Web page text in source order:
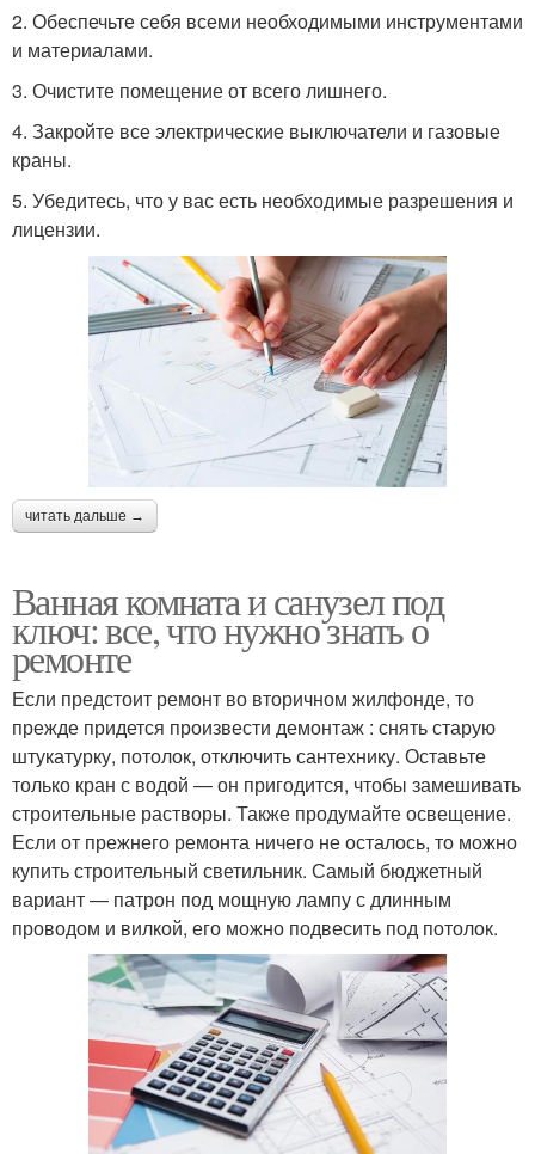
2. Обеспечьте себя всеми необходимыми инструментами
и материалами.
3. Очистите помещение от всего лишнего.
4. Закройте все электрические выключатели и газовые
краны.
5. Убедитесь, что у вас есть необходимые разрешения и
лицензии.
читать дальше →
Ванная комната и санузел под
ключ: все, что нужно знать о
ремонте
Если предстоит ремонт во вторичном жилфонде, то
прежде придется произвести демонтаж : снять старую
штукатурку, потолок, отключить сантехнику. Оставьте
только кран с водой — он пригодится, чтобы замешивать
строительные растворы. Также продумайте освещение.
Если от прежнего ремонта ничего не осталось, то можно
купить строительный светильник. Самый бюджетный
вариант — патрон под мощную лампу с длинным
проводом и вилкой, его можно подвесить под потолок.